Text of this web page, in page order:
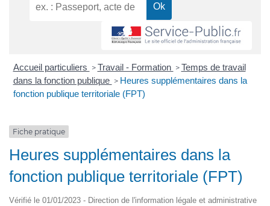
Accueil particuliers > Travail - Formation > Temps de travail
dans la fonction publique
> Heures supplémentaires dans la
fonction publique territoriale (FPT)
Fiche pratique
Heures supplémentaires dans la
fonction publique territoriale (FPT)
Vérifié le 01/01/2023 - Direction de l'information légale et administrative